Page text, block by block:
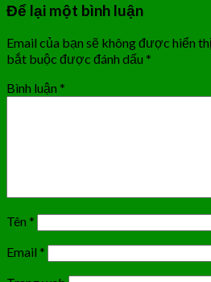
Để lại một bình luận
Email của bạn sẽ không được hiển
bắt buộc được đánh dấu *
Bình luận *
Tên *
Email *